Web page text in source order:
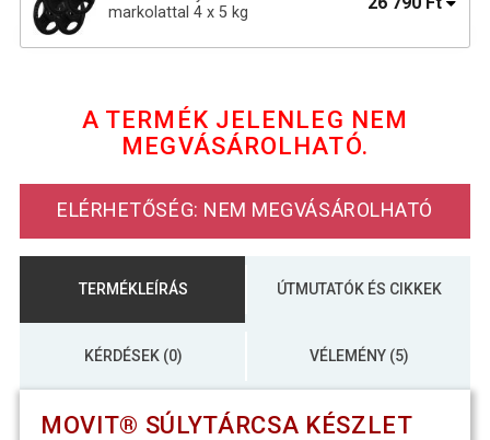
markolattal 4 x 5 kg
MOVIT® Súlytárcsa készlet markolattal
MOVIT® Súlytárcsa készlet markolattal
4 x 0,75 kg öntöttvas
A TERMÉK JELENLEG NEM
MEGVÁSÁROLHATÓ.
ELÉRHETŐSÉG: NEM MEGVÁSÁROLHATÓ
TERMÉKLEÍRÁS ÚTMUTATÓK ÉS CIKKEK
KÉRDÉSEK (0) VÉLEMÉNY (5)
MOVIT® SÚLYTÁRCSA KÉSZLET